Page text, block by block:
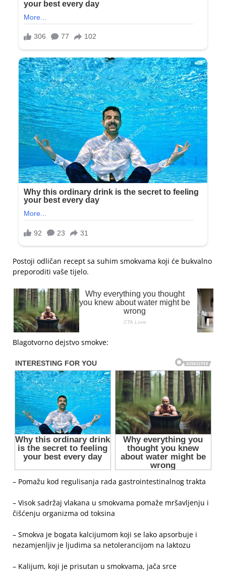
Postoji odličan recept sa suhim smokvama koji će bukvalno
preporoditi vaše tijelo.
Blagotvorno dejstvo smokve:
– Pomažu kod regulisanja rada gastrointestinalnog trakta
– Visok sadržaj vlakana u smokvama pomaže mršavljenju i
čišćenju organizma od toksina
– Smokva je bogata kalcijumom koji se lako apsorbuje i
nezamjenljiv je ljudima sa netolerancijom na laktozu
– Kalijum, koji je prisutan u smokvama, jača srce